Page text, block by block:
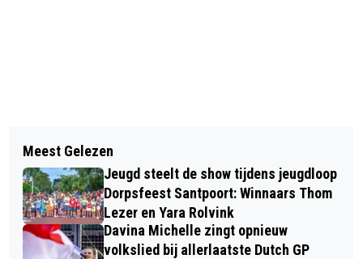
HEEL VEEL AANVRAGEN' VOOR
KAARTEN LAATSTE GP VAN
ZANDVOORT
BURGEMEESTER WIENEN
INSTALLEERT NIEUWE
KINDERBURGEMEESTER VERA BOLT
EN NIEUWE KINDERRAAD
Meest Gelezen
Jeugd steelt de show tijdens jeugdloop
Dorpsfeest Santpoort: Winnaars Thom
Lezer en Yara Rolvink
Davina Michelle zingt opnieuw
volkslied bij allerlaatste Dutch GP